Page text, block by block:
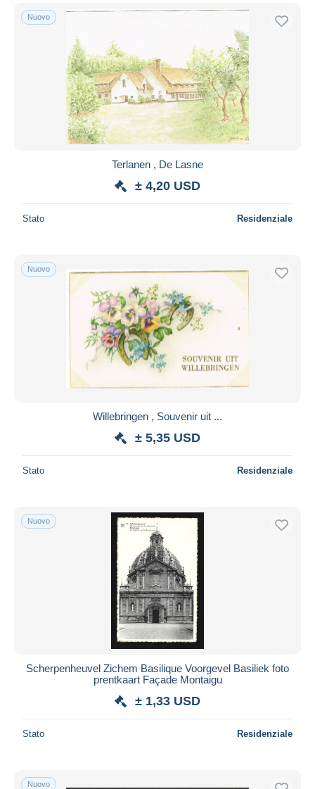
Nuovo
Terlanen , De Lasne
± 4,20 USD
Stato Residenziale
Nuovo
Willebringen , Souvenir uit ...
± 5,35 USD
Stato Residenziale
Nuovo
Scherpenheuvel Zichem Basilique Voorgevel Basiliek foto
prentkaart Façade Montaigu
± 1,33 USD
Stato Residenziale
Nuovo